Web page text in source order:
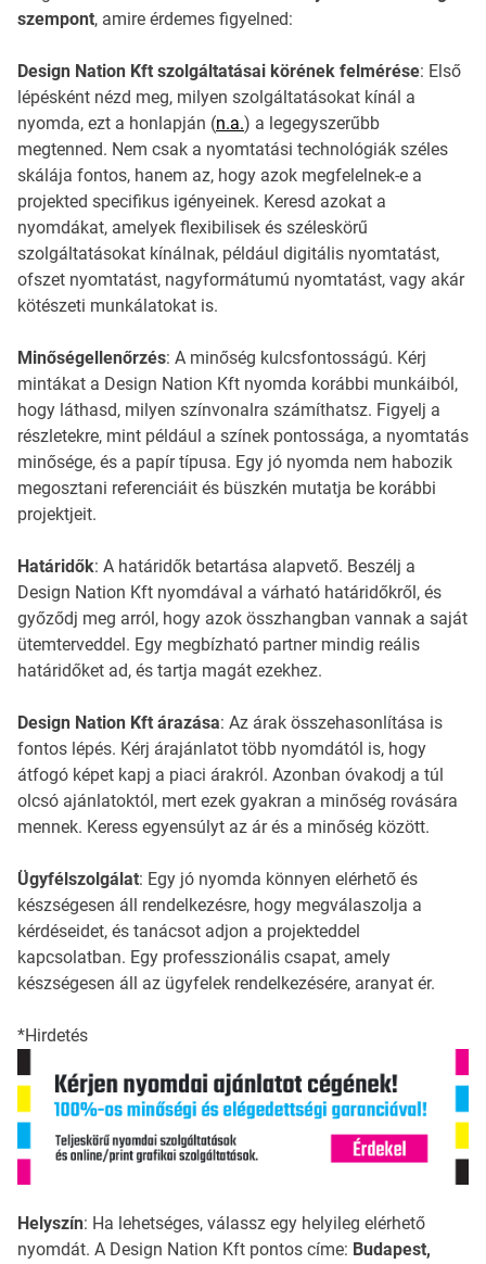
szempont, amire érdemes figyelned:
Design Nation Kft szolgáltatásai körének felmérése: Első
lépésként nézd meg, milyen szolgáltatásokat kínál a
nyomda, ezt a honlapján (n.a.) a legegyszerűbb
megtenned. Nem csak a nyomtatási technológiák széles
skálája fontos, hanem az, hogy azok megfelelnek-e a
projekted specifikus igényeinek. Keresd azokat a
nyomdákat, amelyek flexibilisek és széleskörű
szolgáltatásokat kínálnak, például digitális nyomtatást,
ofszet nyomtatást, nagyformátumú nyomtatást, vagy akár
kötészeti munkálatokat is.
Minőségellenőrzés: A minőség kulcsfontosságú. Kérj
mintákat a Design Nation Kft nyomda korábbi munkáiból,
hogy láthasd, milyen színvonalra számíthatsz. Figyelj a
részletekre, mint például a színek pontossága, a nyomtatás
minősége, és a papír típusa. Egy jó nyomda nem habozik
megosztani referenciáit és büszkén mutatja be korábbi
projektjeit.
Határidők: A határidők betartása alapvető. Beszélj a
Design Nation Kft nyomdával a várható határidőkről, és
győződj meg arról, hogy azok összhangban vannak a saját
ütemterveddel. Egy megbízható partner mindig reális
határidőket ad, és tartja magát ezekhez.
Design Nation Kft árazása: Az árak összehasonlítása is
fontos lépés. Kérj árajánlatot több nyomdától is, hogy
átfogó képet kapj a piaci árakról. Azonban óvakodj a túl
olcsó ajánlatoktól, mert ezek gyakran a minőség rovására
mennek. Keress egyensúlyt az ár és a minőség között.
Ügyfélszolgálat: Egy jó nyomda könnyen elérhető és
készségesen áll rendelkezésre, hogy megválaszolja a
kérdéseidet, és tanácsot adjon a projekteddel
kapcsolatban. Egy professzionális csapat, amely
készségesen áll az ügyfelek rendelkezésére, aranyat ér.
*Hirdetés
Helyszín: Ha lehetséges, válassz egy helyileg elérhető
nyomdát. A Design Nation Kft pontos címe: Budapest,